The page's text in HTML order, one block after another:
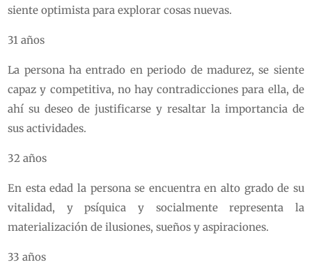
siente optimista para explorar cosas nuevas.
31 años
La persona ha entrado en periodo de madurez, se siente
capaz y competitiva, no hay contradicciones para ella, de
ahí su deseo de justificarse y resaltar la importancia de
sus actividades.
32 años
En esta edad la persona se encuentra en alto grado de su
vitalidad, y psíquica y socialmente representa la
materialización de ilusiones, sueños y aspiraciones.
33 años